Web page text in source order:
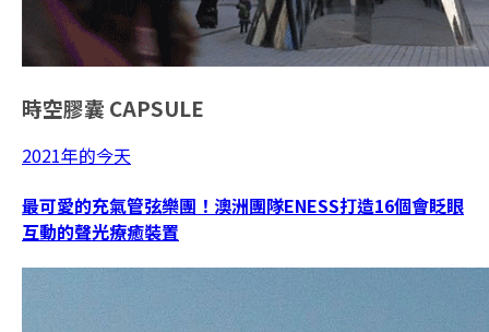
時空膠囊 CAPSULE
2021年的今天
最可愛的充氣管弦樂團！澳洲團隊ENESS打造16個會眨眼
互動的聲光療癒裝置